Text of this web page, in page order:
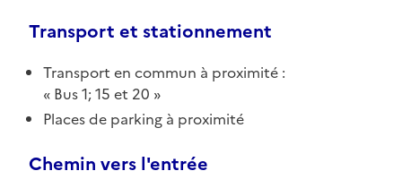
Transport et stationnement
Transport en commun à proximité :
Bus 1; 15 et 20
Places de parking à proximité
Chemin vers l'entrée